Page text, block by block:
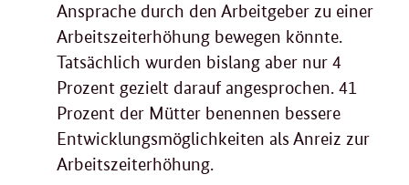
Ansprache durch den Arbeitgeber zu einer
Arbeitszeiterhöhung bewegen könnte.
Tatsächlich wurden bislang aber nur 4
Prozent gezielt darauf angesprochen. 41
Prozent der Mütter benennen bessere
Entwicklungsmöglichkeiten als Anreiz zur
Arbeitszeiterhöhung.